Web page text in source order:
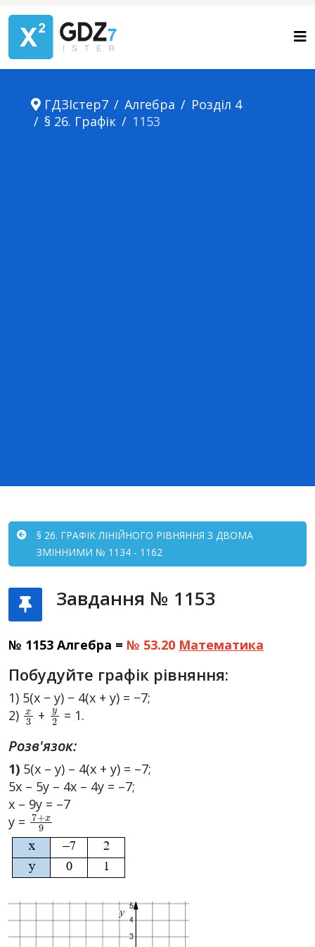
ГДЗІстер7 Алгебра
Розділ 4
§ 26. Графік
1153
§ 26. ГРАФІК ЛІНІЙНОГО РІВНЯННЯ З ДВОМА
ЗМІННИМИ № 1134 - 1162
Завдання № 1153
№ 1153 Алгебра = № 53.20 Математика
Побудуйте графік рівняння:
1) 5(x − y) − 4(x + y) = −7;
2) x3+ y2= 1.
Розв'язок:
1) 5(x – y) – 4(x + y) = –7;
5x – 5y – 4x – 4y = –7;
x – 9y = –7
y = 7+ x 9